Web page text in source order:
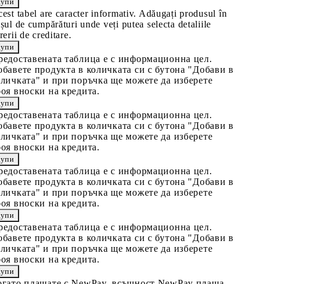
tabel are caracter informativ. Adăugați produsul în
de cumpărături unde veți putea selecta detaliile
de creditare.
таблица е с информационна цел.
продукта в количката си с бутона "Добави в
и при поръчка ще можете да изберете
вноски на кредита.
таблица е с информационна цел.
продукта в количката си с бутона "Добави в
и при поръчка ще можете да изберете
вноски на кредита.
таблица е с информационна цел.
продукта в количката си с бутона "Добави в
и при поръчка ще можете да изберете
вноски на кредита.
таблица е с информационна цел.
продукта в количката си с бутона "Добави в
и при поръчка ще можете да изберете
вноски на кредита.